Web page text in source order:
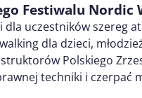
Festiwalu Nordic
uczestników szereg
dla dzieci,
Polskiego
techniki i czerpać